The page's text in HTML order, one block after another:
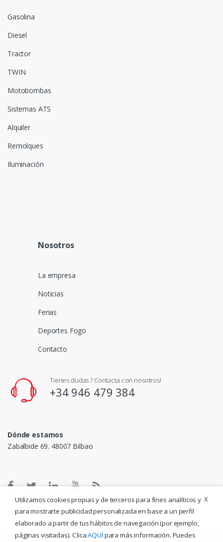
Gasolina
Diesel
Tractor
TWIN
Motobombas
Sistemas ATS
Alquiler
Remolques
Iluminación
Nosotros
La empresa
Noticias
Ferias
Deportes Fogo
Contacto
Tienes dudas ? Contacta con nosotros!
+34 946 479 384
Dónde estamos
Zabalbide 69. 48007 Bilbao
X
Utilizamos cookies propias y de terceros para fines analíticos y
para mostrarte publicidad personalizada en base a un perfil
elaborado a partir de tus hábitos de navegación (por ejemplo,
páginas visitadas). ClicaAQUÍpara más información. Puedes